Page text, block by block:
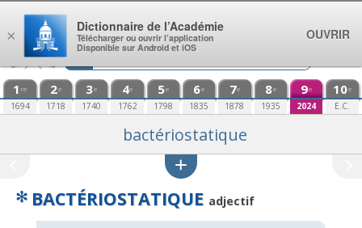
Aller au contenu
1 re
1694
2e
1718
3e
1740
4e
1762
5e
1798
6e
1835
7e
1878
8e
1935
9e
2024
10e
E.C.
bactériostatique
✻ BACTÉRIOSTATIQUE adjectif
×
Dictionnaire de l’Académie
Télécharger ou ouvrir l’application
Disponible sur Android et iOS
OUVRIR